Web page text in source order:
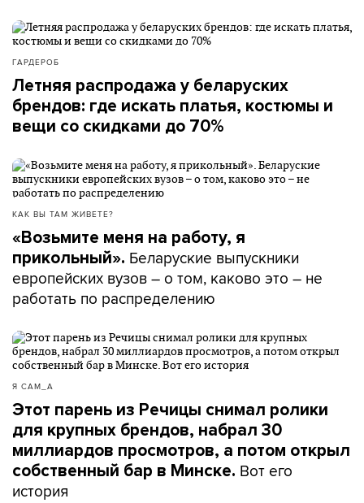
ГАРДЕРОБ
Летняя распродажа у беларуских
брендов: где искать платья, костюмы и
вещи со скидками до 70%
КАК ВЫ ТАМ ЖИВЕТЕ?
«Возьмите меня на работу, я
прикольный». Беларуские выпускники
европейских вузов – о том, каково это – не
работать по распределению
Я САМ_А
Этот парень из Речицы снимал ролики
для крупных брендов, набрал 30
миллиардов просмотров, а потом открыл
собственный бар в Минске. Вот его
история